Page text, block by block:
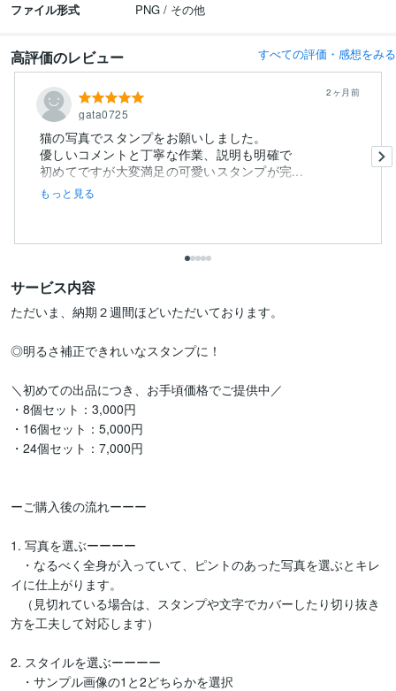
ファイル形式 PNG / その他
高評価のレビュー すべての評価・感想をみる
gata0725
2ヶ月前
猫の写真でスタンプをお願いしました。
優しいコメントと丁寧な作業、説明も明確で
初めてですが大変満足の可愛いスタンプが完...
もっと見る
サービス内容
ただいま、納期２週間ほどいただいております。
◎明るさ補正できれいなスタンプに！
＼初めての出品につき、お手頃価格でご提供中／
・8個セット：3,000円
・16個セット：5,000円
・24個セット：7,000円
ーご購入後の流れーーー
1. 写真を選ぶーーーー
イに仕上がります。
方を工夫して対応します）
2. スタイルを選ぶーーーー